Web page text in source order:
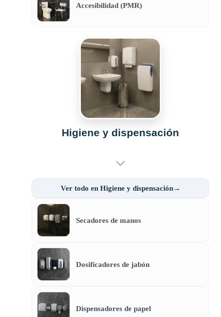
Accesibilidad (PMR)
Higiene y dispensación
Ver todo en Higiene y dispensación→
Secadores de manos
Dosificadores de jabón
Dispensadores de papel